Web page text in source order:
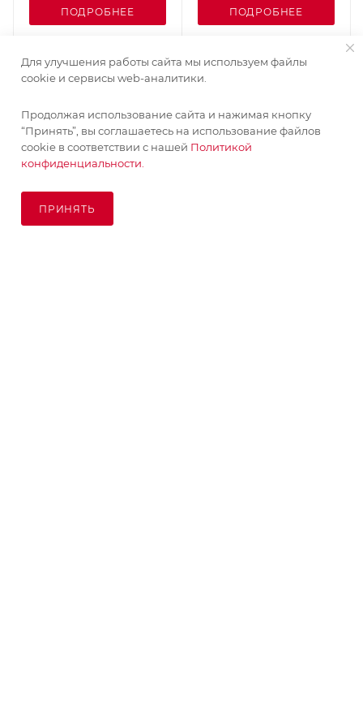
ПОДРОБНЕЕ ПОДРОБНЕЕ
Для улучшения работы сайта мы используем файлы
cookie и сервисы web-аналитики.
Продолжая использование сайта и нажимая кнопку
“Принять”, вы соглашаетесь на использование файлов
cookie в соответствии с нашей Политикой
конфиденциальности.
ПРИНЯТЬ